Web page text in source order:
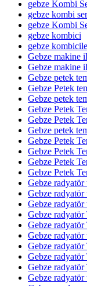
gebze Kombi
gebze kombi
gebze Kombi
gebze kombici
gebze
Gebze makine
Gebze makine
Gebze petek
Gebze Petek
Gebze petek
Gebze Petek
Gebze Petek
Gebze petek
Gebze Petek
Gebze Petek
Gebze Petek
Gebze Petek
Gebze radyatör
Gebze radyatör
Gebze radyatör
Gebze radyatör
Gebze
Gebze radyatör
Gebze radyatör
Gebze radyatör
Gebze
Gebze